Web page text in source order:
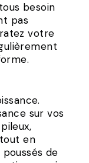
besoin
pas
votre
sur vos
en
de